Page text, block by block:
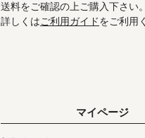
送料をご確認の上ご購入下さい。
詳しくはご利用ガイドをご利用
マイページ